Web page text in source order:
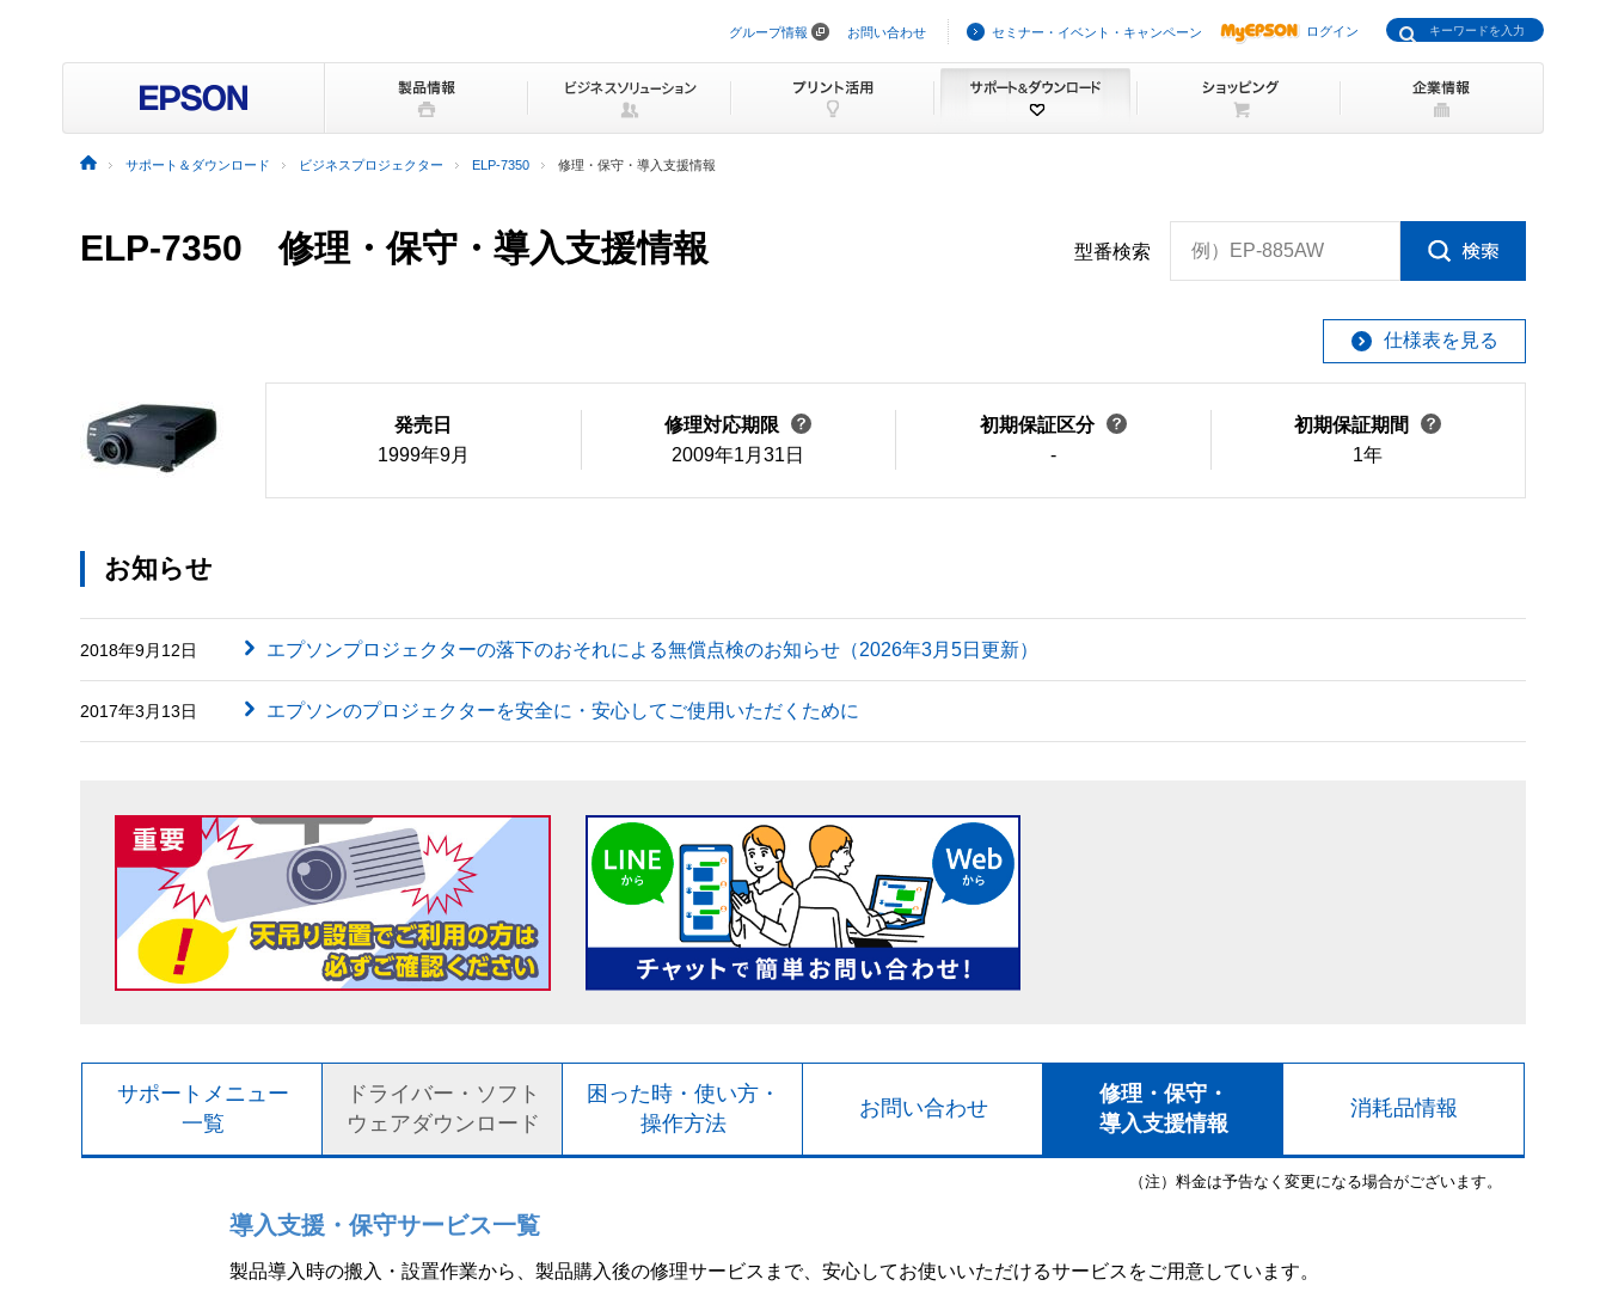
ビ
ョ
ン
を
グループ情報 お問い合わせ セミナー・イベント・キャンペーン ログイン
サポート＆ダウンロード ビジネスプロジェクター ELP-7350 修理・保守・導入支援情報
ELP-7350 修理・保守・導入支援情報 型番検索 例）EP-885AW
仕様表を見る
発売日
1999年9月
修理対応期限
2009年1月31日
初期保証区分
-
初期保証期間
1年
お知らせ
2018年9月12日 エプソンプロジェクターの落下のおそれによる無償点検のお知らせ（2026年3月5日更新）
2017年3月13日 エプソンのプロジェクターを安全に・安心してご使用いただくために
サポートメニュー
一覧
ドライバー・ソフト
ウェアダウンロード
困った時・使い方・
操作方法
お問い合わせ
修理・保守・
導入支援情報
消耗品情報
（注）料金は予告なく変更になる場合がございます。
導入支援・保守サービス一覧
製品導入時の搬入・設置作業から、製品購入後の修理サービスまで、安心してお使いいただけるサービスをご用意しています。